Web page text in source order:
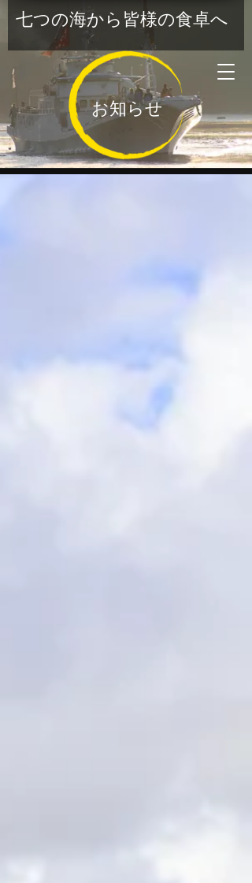
七つの海から皆様の食卓へ
お知らせ